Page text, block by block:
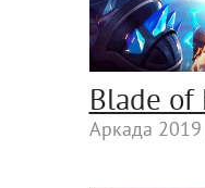
Blade of
Аркада 2019